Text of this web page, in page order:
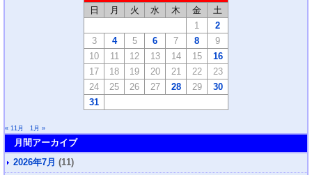
日 月 火 水 木 金
土
1
2
3
4 5 6 7 8
9
10
11 12 13 14 15
16
17
18 19 20 21 22
23
24
25 26 27 28 29
30
31
« 11月 1月 »
月間アーカイブ
2026年7月 (11)